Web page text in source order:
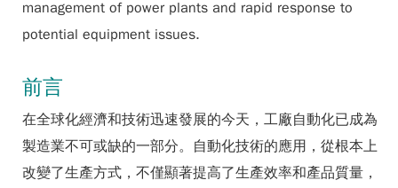
management of power plants and rapid response to
potential equipment issues.
前言
在全球化經濟和技術迅速發展的今天，工廠自動化已成為
製造業不可或缺的一部分。自動化技術的應用，從根本上
改變了生產方式，不僅顯著提高了生產效率和產品質量，